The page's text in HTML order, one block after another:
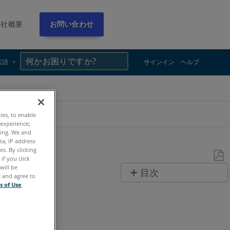
概要 お問い合わせ
語 サインイン ヘルプ
と
目次
to enable
We and
IP address
By clicking
if you click
be
and agree to
of Use.